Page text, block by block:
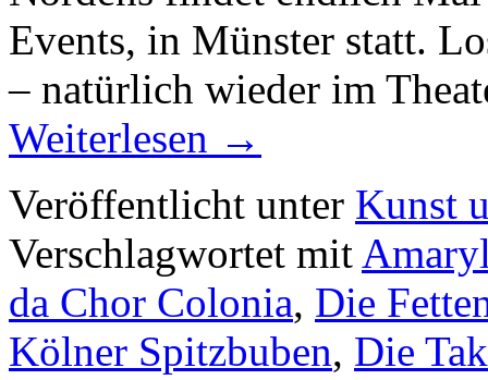
Events, in Münster statt.
– natürlich wieder im
Weiterlesen →
Veröffentlicht unter Kunst
Verschlagwortet mit
da Chor Colonia, Die
Kölner Spitzbuben, Die